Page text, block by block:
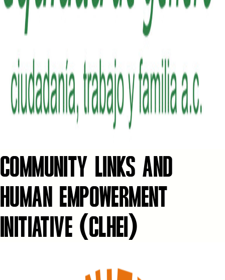
COMMUNITY LINKS AND
HUMAN EMPOWERMENT
INITIATIVE (CLHEI)